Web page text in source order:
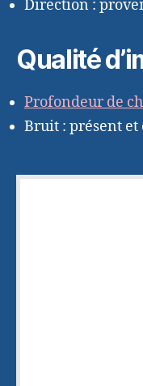
Direction :
Qualité
Profondeur de
Bruit : présent et